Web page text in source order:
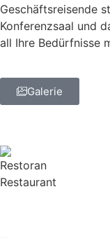
Geschäftsreisende
Konferenzsaal und
all Ihre Bedürfnisse
Galerie
Restaurant